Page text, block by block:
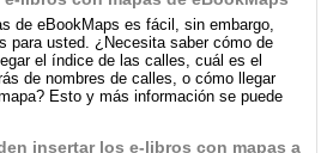
de eBookMaps es fácil, sin embargo,
para usted. ¿Necesita saber cómo de
el índice de las calles, cuál es el
de nombres de calles, o cómo llegar
Esto y más información se puede
insertar los e-libros con mapas a